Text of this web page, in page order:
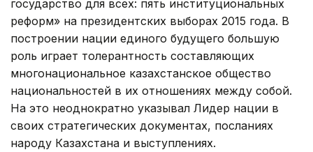
государство для всех: пять институциональных
реформ» на президентских выборах 2015 года. В
построении нации единого будущего большую
роль играет толерантность составляющих
многонациональное казахстанское общество
национальностей в их отношениях между собой.
На это неоднократно указывал Лидер нации в
своих стратегических документах, посланиях
народу Казахстана и выступлениях.